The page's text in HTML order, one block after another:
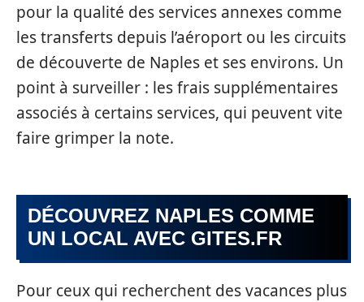
pour la qualité des services annexes comme
les transferts depuis l’aéroport ou les circuits
de découverte de Naples et ses environs. Un
point à surveiller : les frais supplémentaires
associés à certains services, qui peuvent vite
faire grimper la note.
DÉCOUVREZ NAPLES COMME
UN LOCAL AVEC GITES.FR
Pour ceux qui recherchent des vacances plus